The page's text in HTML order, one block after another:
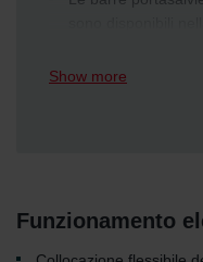
separatamente
Show more
Funzionamento